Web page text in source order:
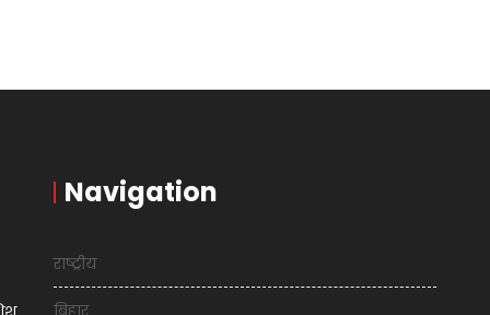
Navigation
राष्ट्रीय